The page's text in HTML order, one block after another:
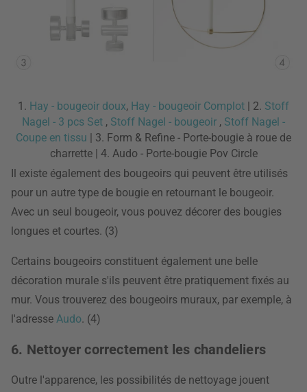
1. Hay - bougeoir doux, Hay - bougeoir Complot | 2. Stoff
Nagel - 3 pcs Set , Stoff Nagel - bougeoir , Stoff Nagel -
Coupe en tissu | 3. Form & Refine - Porte-bougie à roue de
charrette | 4. Audo - Porte-bougie Pov Circle
Il existe également des bougeoirs qui peuvent être utilisés
pour un autre type de bougie en retournant le bougeoir.
Avec un seul bougeoir, vous pouvez décorer des bougies
longues et courtes. (3)
Certains bougeoirs constituent également une belle
décoration murale s'ils peuvent être pratiquement fixés au
mur. Vous trouverez des bougeoirs muraux, par exemple, à
l'adresse Audo. (4)
6. Nettoyer correctement les chandeliers
Outre l'apparence, les possibilités de nettoyage jouent